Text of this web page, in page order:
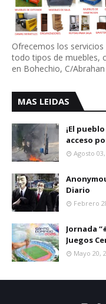
Ofrecemos los
todo tipos de muebles,
en Bohechio, C/
MAS LEIDAS
¡El
acceso
Agosto
Diario
Febrero
Jornada
Juegos
Mayo 20,